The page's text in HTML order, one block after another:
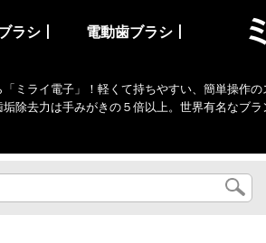
ラシ丨 電動歯ブラシ丨
「ミライ電子」！軽くて持ちやすい、簡単操作
除去力は手みがきの５倍以上。世界有名なブ